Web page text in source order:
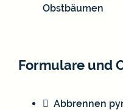
Obstbäumen
Formulare und
Abbrennen